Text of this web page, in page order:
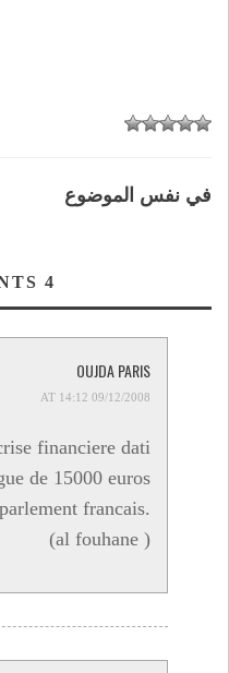
في نفس الموضوع
4
OUJDA PARIS
09/12/2008 AT 14:12
financiere dati
de 15000 euros
francais.
(al fouhane )